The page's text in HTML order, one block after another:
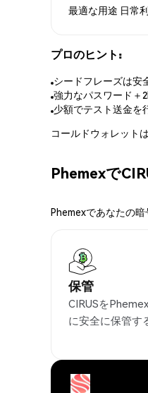
最適な用途 日常
プロのヒント:
シードフレーズは安
強力なパスワード＋
少額でテスト送金を
コールドウォレット
Phemexで
Phemexであなたの暗
保管
CIRUSを
に安全に保管す